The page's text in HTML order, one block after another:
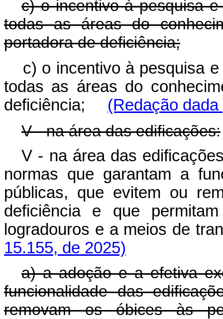
c) o incentivo à pesquisa
todas as áreas do
portadora de deficiência;
c) o incentivo à pesquisa
todas as áreas do
deficiência; (Redação
V - na área das edificações:
V - na área das
normas que garantam a
públicas, que evitem ou
deficiência e que
logradouros e a meios de
15.155, de 2025)
a) a adoção e a efetiva
funcionalidade das
removam os óbices às